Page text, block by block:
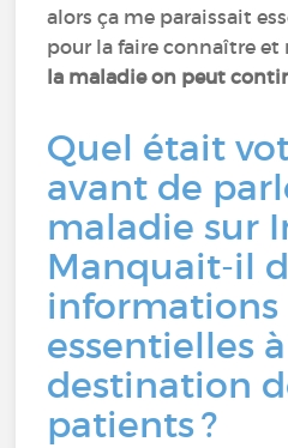
alors ça me paraissait
pour la faire connaître
la maladie on peut
Quel était
avant de
maladie sur
Manquait-il
informations
essentielles à
destination
patients ?